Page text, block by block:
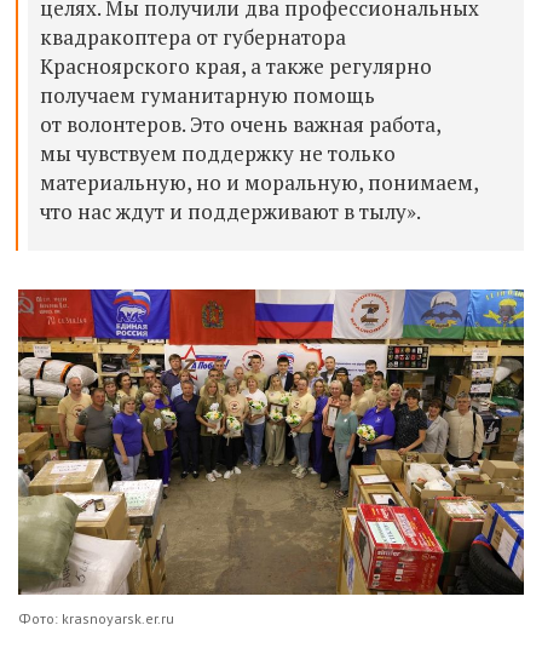
целях. Мы получили два профессиональных
квадракоптера от губернатора
Красноярского края, а также регулярно
получаем гуманитарную помощь
от волонтеров. Это очень важная работа,
мы чувствуем поддержку не только
материальную, но и моральную, понимаем,
что нас ждут и поддерживают в тылу».
Фото: krasnoyarsk.er.ru